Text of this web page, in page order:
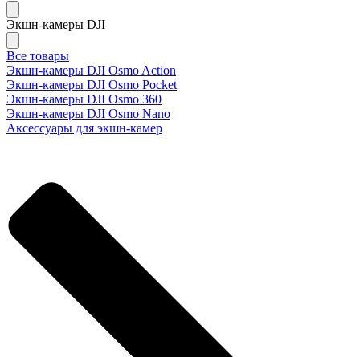
Экшн-камеры DJI
Все товары
Экшн-камеры DJI Osmo Action
Экшн-камеры DJI Osmo Pocket
Экшн-камеры DJI Osmo 360
Экшн-камеры DJI Osmo Nano
Аксессуары для экшн-камер